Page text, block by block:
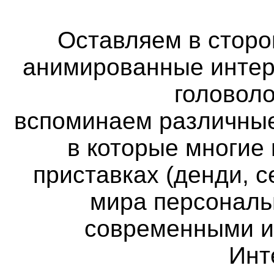
Оставляем в
анимированные
вспоминаем
в которые
приставках (денди,
мира
современными